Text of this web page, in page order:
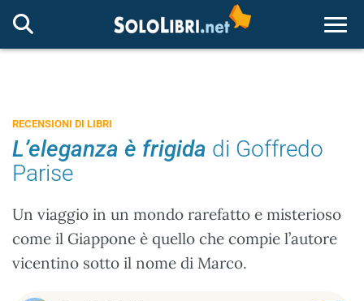
RECENSIONI DI LIBRI
L’eleganza è frigida di Goffredo
Parise
Un viaggio in un mondo rarefatto e misterioso
come il Giappone è quello che compie l’autore
vicentino sotto il nome di Marco.